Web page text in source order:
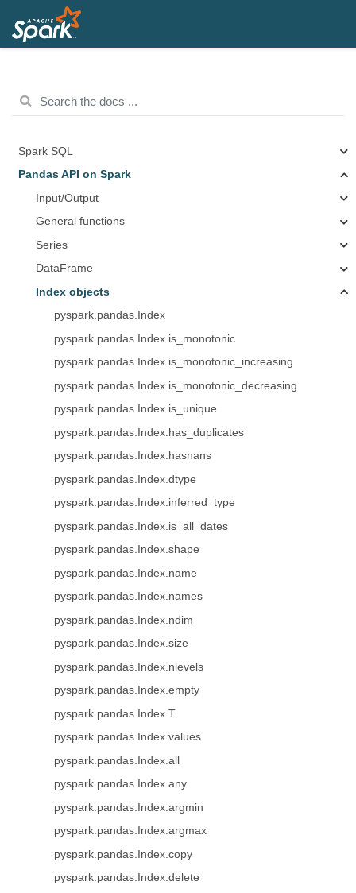
Spark SQL
Pandas API on Spark
Input/Output
General functions
Series
DataFrame
Index objects
pyspark.pandas.Index
pyspark.pandas.Index.is_monotonic
pyspark.pandas.Index.is_monotonic_increasing
pyspark.pandas.Index.is_monotonic_decreasing
pyspark.pandas.Index.is_unique
pyspark.pandas.Index.has_duplicates
pyspark.pandas.Index.hasnans
pyspark.pandas.Index.dtype
pyspark.pandas.Index.inferred_type
pyspark.pandas.Index.is_all_dates
pyspark.pandas.Index.shape
pyspark.pandas.Index.name
pyspark.pandas.Index.names
pyspark.pandas.Index.ndim
pyspark.pandas.Index.size
pyspark.pandas.Index.nlevels
pyspark.pandas.Index.empty
pyspark.pandas.Index.T
pyspark.pandas.Index.values
pyspark.pandas.Index.all
pyspark.pandas.Index.any
pyspark.pandas.Index.argmin
pyspark.pandas.Index.argmax
pyspark.pandas.Index.copy
pyspark.pandas.Index.delete